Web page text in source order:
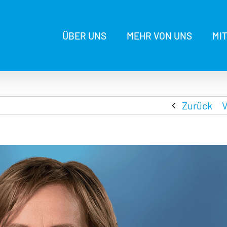
ÜBER UNS MEHR VON UNS
Zurück